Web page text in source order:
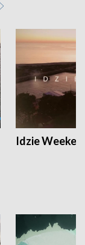
Idzie